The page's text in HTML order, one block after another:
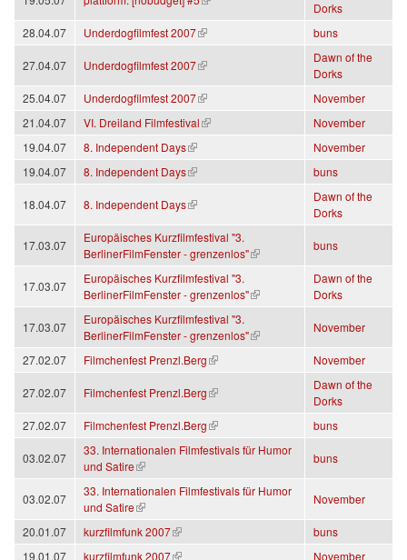
Dorks
28.04.07
Underdogfilmfest 2007
(link is external) buns
27.04.07 Underdogfilmfest 2007
(link is external)
Dawn of the
Dorks
25.04.07
Underdogfilmfest 2007
(link is external)
November
21.04.07
VI. Dreiland Filmfestival
(link is external)
November
19.04.07
8. Independent Days
(link is external)
November
19.04.07
8. Independent Days
(link is external) buns
18.04.07 8. Independent Days
(link is external)
Dawn of the
Dorks
17.03.07
Europäisches Kurzfilmfestival "3.
BerlinerFilmFenster - grenzenlos"
(link is external)
buns
17.03.07
Europäisches Kurzfilmfestival "3.
BerlinerFilmFenster - grenzenlos"
(link is external)
Dawn of the
Dorks
17.03.07
Europäisches Kurzfilmfestival "3.
BerlinerFilmFenster - grenzenlos"
(link is external)
November
27.02.07 Filmchenfest Prenzl.Berg
(link is external) November
27.02.07 Filmchenfest Prenzl.Berg
(link is external)
Dawn of the
Dorks
27.02.07
Filmchenfest Prenzl.Berg
(link is external) buns
03.02.07
33. Internationalen Filmfestivals für Humor
und Satire
(link is external)
buns
03.02.07
33. Internationalen Filmfestivals für Humor
und Satire
(link is external)
November
20.01.07 kurzfilmfunk 2007
(link is external)
buns
19.01.07
kurzfilmfunk 2007
(link is external) November